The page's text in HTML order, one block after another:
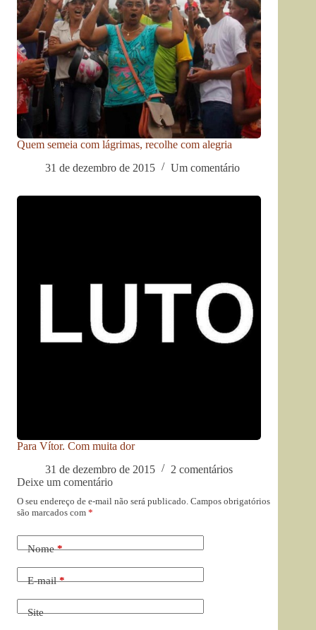
Quem semeia com lágrimas, recolhe com alegria
31 de dezembro de 2015
Um comentário
Para Vítor. Com muita dor
31 de dezembro de 2015
2 comentários
Deixe um comentário
O seu endereço de e-mail não será publicado. Campos obrigatórios
são marcados com *
Nome*
E-mail*
Site